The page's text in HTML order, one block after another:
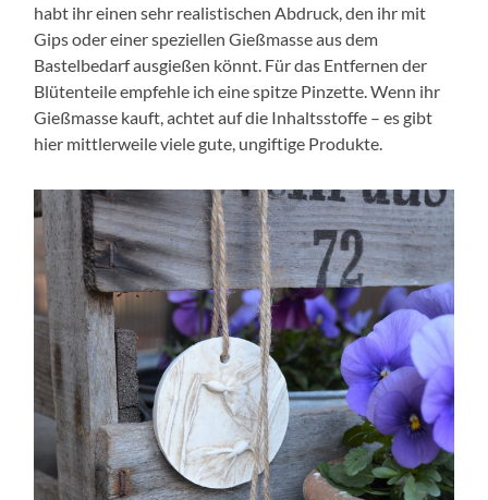
habt ihr einen sehr realistischen Abdruck, den ihr mit
Gips oder einer speziellen Gießmasse aus dem
Bastelbedarf ausgießen könnt. Für das Entfernen der
Blütenteile empfehle ich eine spitze Pinzette. Wenn ihr
Gießmasse kauft, achtet auf die Inhaltsstoffe – es gibt
hier mittlerweile viele gute, ungiftige Produkte.